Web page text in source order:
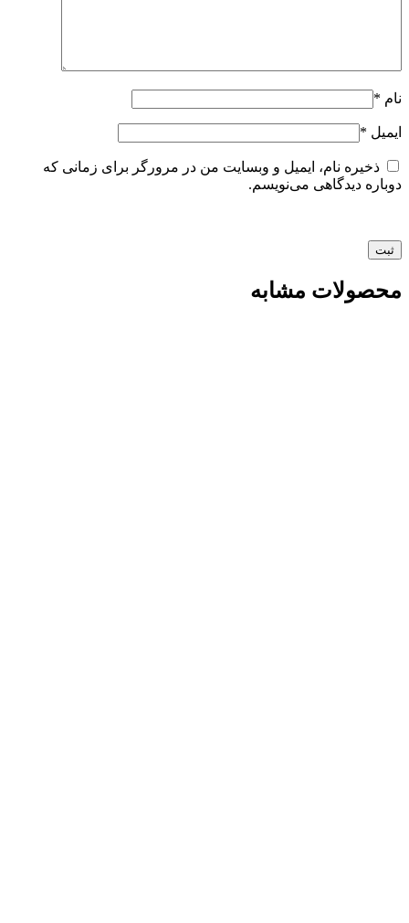
نام *
ایمیل *
ذخیره نام، ایمیل و وبسایت من در مرورگر برای زمانی که
دوباره دیدگاهی می‌نویسم.
محصولات مشابه